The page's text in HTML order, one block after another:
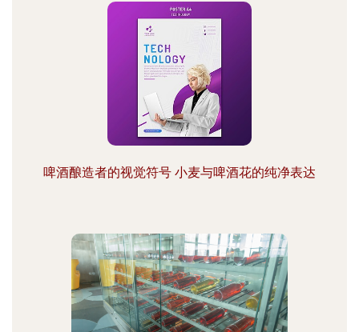
啤酒酿造者的视觉符号 小麦与啤酒花的纯净表达